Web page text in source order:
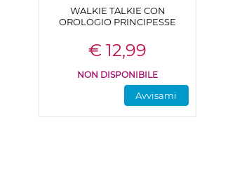
WALKIE TALKIE CON
OROLOGIO PRINCIPESSE
€ 12,99
NON DISPONIBILE
Avvisami